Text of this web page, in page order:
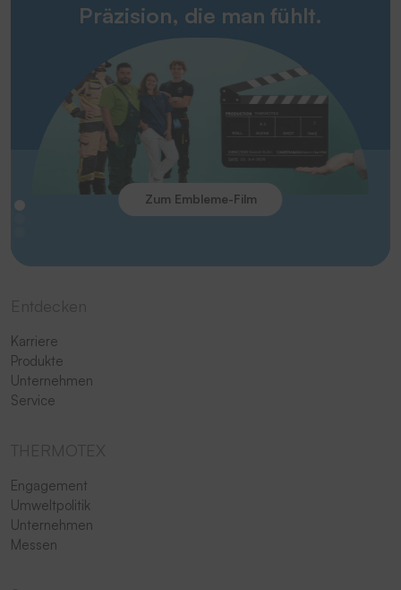
Präzision, die man fühlt.
Zum Embleme-Film
Karriere
Produkte
Unternehmen
Service
Engagement
Umweltpolitik
Unternehmen
Messen